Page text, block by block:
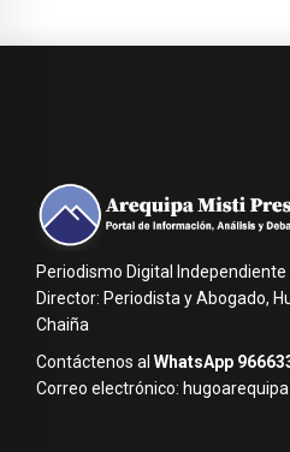
Periodismo Digital
Director: Periodista y Abogado,
Chaiña
Contáctenos al WhatsApp
Correo electrónico: